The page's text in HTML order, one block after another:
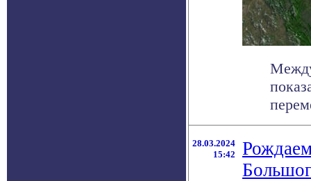
28.03.2024
15:42